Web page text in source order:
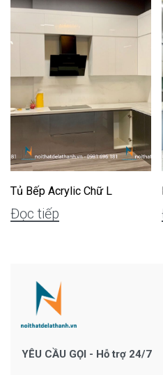
Tủ Bếp Acrylic Chữ L
Đọc tiếp
YÊU CẦU GỌI - Hỗ trợ 24/7